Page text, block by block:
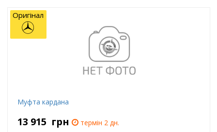
Муфта кардана
13 915 грн
термін 2 дн.
Оригінал